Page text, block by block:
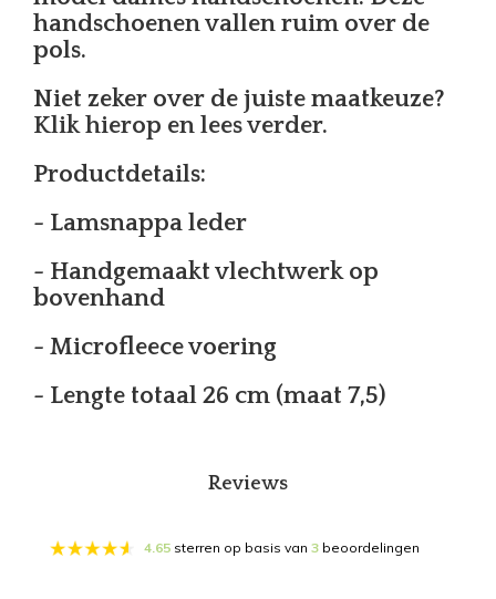
handschoenen vallen ruim over de
pols.
Niet zeker over de juiste maatkeuze?
Klik hierop en lees verder.
Productdetails:
- Lamsnappa leder
- Handgemaakt vlechtwerk op
bovenhand
- Microfleece voering
- Lengte totaal 26 cm (maat 7,5)
Reviews
4.65sterren op basis van 3beoordelingen